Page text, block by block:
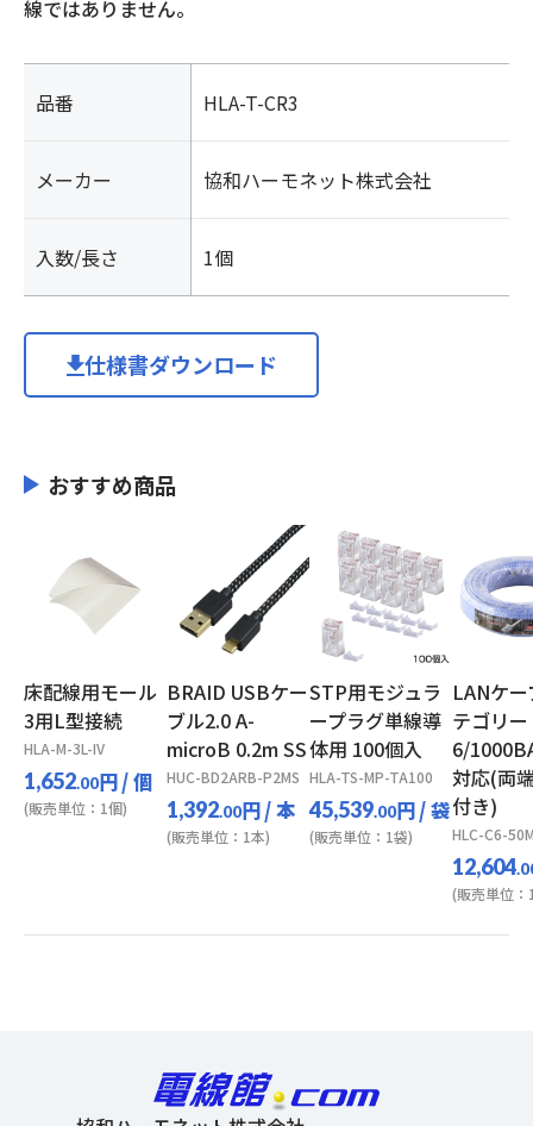
線ではありません。
品番 HLA-T-CR3
メーカー 協和ハーモネット株式会社
入数/長さ 1個
仕様書ダウンロード
おすすめ商品
床配線用モール
3用L型接続
HLA-M-3L-IV
1,652.00円/ 個
(販売単位：1個)
BRAID USBケー
ブル2.0 A-
microB 0.2m SS
HUC-BD2ARB-P2MS
1,392.00円/ 本
(販売単位：1本)
STP用モジュラ
ープラグ単線導
体用 100個入
HLA-TS-MP-TA100
45,539.00円/ 袋
(販売単位：1袋)
LANケ
テゴリー
6/
対応(両
付き)
HLC-C6-
12,604
(販売単位：